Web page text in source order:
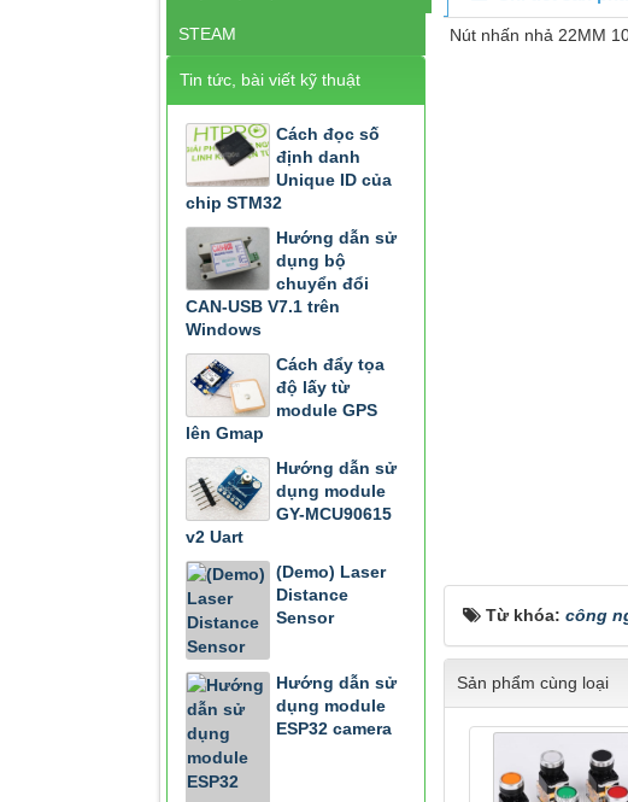
Nút nhấn nhả 22MM
Từ khóa: công
Sản phẩm cùng loại
STEAM
Tin tức, bài viết kỹ thuật
Cách đọc số
định danh
Unique ID của
chip STM32
Hướng dẫn sử
dụng bộ
chuyển đổi
CAN-USB V7.1 trên
Windows
Cách đẩy tọa
độ lấy từ
module GPS
lên Gmap
Hướng dẫn sử
dụng module
GY-MCU90615
v2 Uart
(Demo) Laser
Distance
Sensor
Hướng dẫn sử
dụng module
ESP32 camera